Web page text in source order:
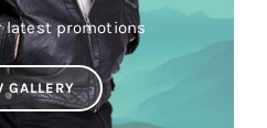
latest promotions
GALLERY